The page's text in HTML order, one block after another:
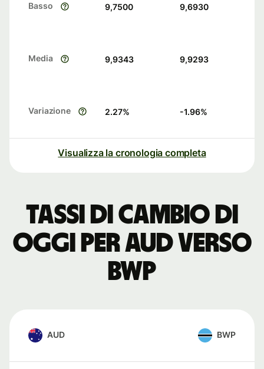
Basso 9,7500 9,6930
Media 9,9343 9,9293
Variazione 2.27% -1.96%
Visualizza la cronologia completa
Tassi di cambio di
oggi per AUD verso
BWP
AUD BWP